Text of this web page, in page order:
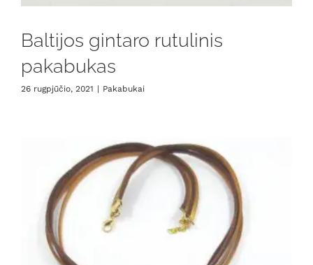
Baltijos gintaro rutulinis
pakabukas
26 rugpjūčio, 2021 | Pakabukai